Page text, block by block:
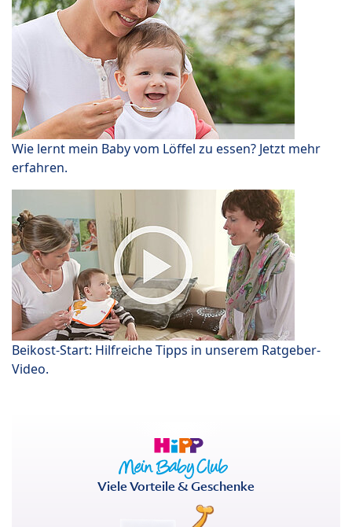
Wie lernt mein Baby vom Löffel zu essen? Jetzt mehr
erfahren.
Beikost-Start: Hilfreiche Tipps in unserem Ratgeber-
Video.
Viele Vorteile & Geschenke